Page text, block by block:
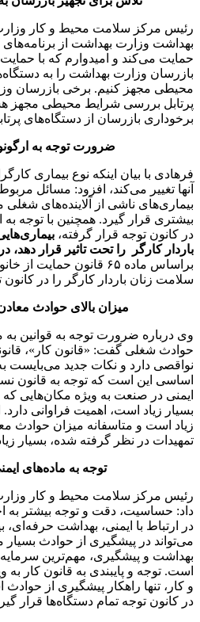
رئیس مرکز سلامت محیط و کار
بهداشت وزارت بهداشت از
حمایت می‌کند و امیدوارم که با
بازرسان وزارت بهداشت را به
محیطی مجهز کنیم. برخی بازرسان
پرتابل بررسی شرایط محیطی مجهز
برخوداری بازرسان از دستگاه‌های
ضرورت توجه به
فرهادی با بیان اینکه نوع بیماری
آنها تغییر می‌کند، افزود: مسائل
بیماری‌های ناشی از آلاینده‌های
بیشتری قرار گیرد. همچنین با توجه
در کانون توجه قرار گرفته،
باردار کارگر را تحت تاثیر قرار دهد،
براساس ماده ۶۵ قانون
سلامت زنان باردار کارگر را در کانون
میزان بالای حوادث
وی درباره ضرورت توجه به قوانین به
حوادث شغلی گفت: «قانون کار»،
نواقصی دارد و نکات جدید می‌بایست
اساسی این است که توجه به قانون
ایمنی در صنعت به ویژه مکان‌هایی که
بسیار زیاد است، اهمیت فراوانی
زیاد است و متاسفانه میزان حوادث
تمهیدات در نظر گرفته شده، بسیار
توجه به ماده‌های
رئیس مرکز سلامت محیط و کار
داد: حساسیت، دقت و توجه بیشتر به
در ارتباط با ایمنی، بهداشت
می‌تواند در پیشگیری از حوادث بسیار
بهداشت و پیشگیری، مهم‌ترین
است. توجه و پایبندی به قانون کار
و کار، تنها راهکار پیشگیری از
در کانون توجه تمام دستگاه‌ها قرار